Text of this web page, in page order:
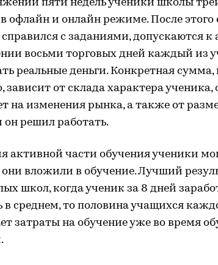
пяти недель ученики школы
офлайн и онлайн режиме. После этого
с заданиями, допускаются
восьми торговых дней каждый из
реальные деньги. Конкретная
зависит от склада характера ученика,
на изменения рынка, а также от
решил работать.
активной части обучения ученики
вложили в обучение. Лучший
школ, когда ученик за 8 дней
в среднем, то половина учащихся
затраты на обучение уже во время